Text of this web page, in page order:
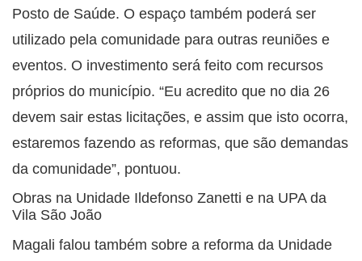
Posto de Saúde. O espaço também poderá ser
utilizado pela comunidade para outras reuniões e
eventos. O investimento será feito com recursos
próprios do município. “Eu acredito que no dia 26
devem sair estas licitações, e assim que isto ocorra,
estaremos fazendo as reformas, que são demandas
da comunidade”, pontuou.
Obras na Unidade Ildefonso Zanetti e na UPA da
Vila São João
Magali falou também sobre a reforma da Unidade